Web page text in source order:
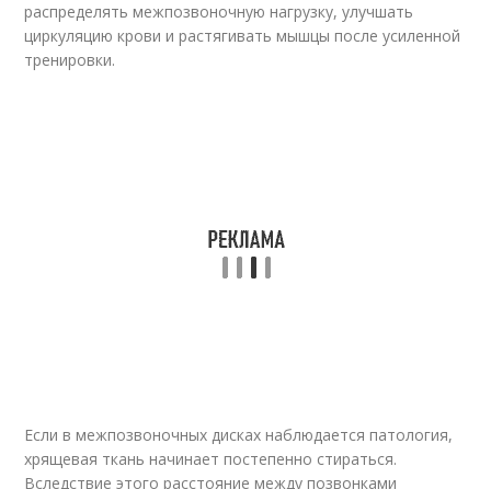
распределять межпозвоночную нагрузку, улучшать
циркуляцию крови и растягивать мышцы после усиленной
тренировки.
Если в межпозвоночных дисках наблюдается патология,
хрящевая ткань начинает постепенно стираться.
Вследствие этого расстояние между позвонками